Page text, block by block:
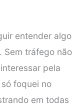
entender algo
Sem tráfego não
pela
foquei no
em todas